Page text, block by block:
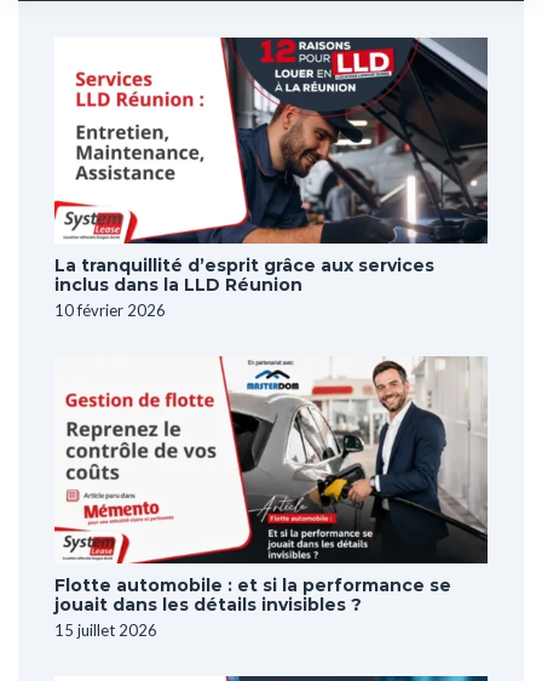
La tranquillité d’esprit grâce aux services
inclus dans la LLD Réunion
10 février 2026
Flotte automobile : et si la performance se
jouait dans les détails invisibles ?
15 juillet 2026